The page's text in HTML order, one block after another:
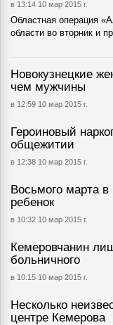
в 13:14 10 мар 2015 г.
Областная операция
области во вторник и
Новокузнецкие
чем мужчины
в 12:59 10 мар 2015 г.
Героиновый
общежитии
в 12:38 10 мар 2015 г.
Восьмого марта
ребенок
в 10:32 10 мар 2015 г.
Кемеровчанин
больничного
в 10:15 10 мар 2015 г.
Несколько
центре Кемерова